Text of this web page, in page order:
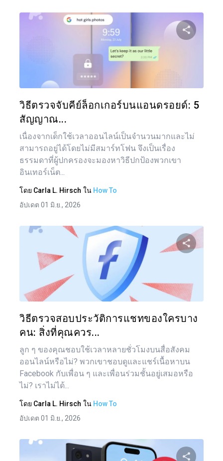
วิธีตรวจจับคีย์ล็อกเกอร์บนแอนดรอยด์: 5
สัญญาณ...
เนื่องจากเด็กใช้เวลาออนไลน์เป็นจำนวนมากและไม่
สามารถอยู่ได้โดยไม่มีสมาร์ทโฟน จึงเป็นเรื่อง
ธรรมดาที่ผู้ปกครองจะมองหาวิธีปกป้องพวกเขา
อินเทอร์เน็ต...
โดย Carla L. Hirsch ใน How To
อัปเดต 01 มิ.ย., 2026
วิธีตรวจสอบประวัติการแชทของใครบาง
คน: สิ่งที่คุณควร...
ลูก ๆ ของคุณชอบใช้เวลาหลายชั่วโมงบนสื่อสังคม
ออนไลน์หรือไม่? พวกเขาชอบดูและแชร์เนื้อหาบน
Facebook กับเพื่อน ๆ และเพื่อนร่วมชั้นอยู่เสมอหรือ
ไม่? เราไม่ได้...
โดย Carla L. Hirsch ใน How To
อัปเดต 01 มิ.ย., 2026